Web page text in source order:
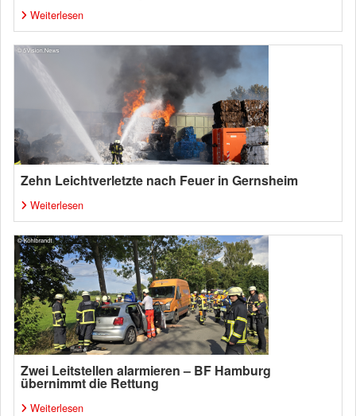
Weiterlesen
Zehn Leichtverletzte nach Feuer in Gernsheim
Weiterlesen
Zwei Leitstellen alarmieren – BF Hamburg
übernimmt die Rettung
Weiterlesen